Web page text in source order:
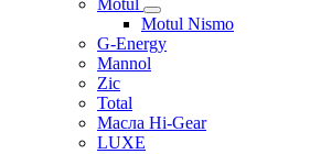
Motul
Motul Nismo
G-Energy
Mannol
Zic
Total
Масла Hi-Gear
LUXE